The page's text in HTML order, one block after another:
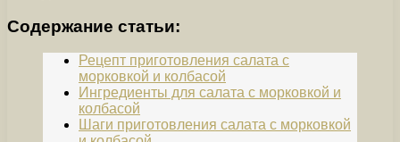
Содержание статьи:
Рецепт приготовления салата с
морковкой и колбасой
Ингредиенты для салата с морковкой и
колбасой
Шаги приготовления салата с морковкой